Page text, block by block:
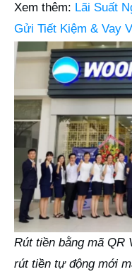
Xem thêm: Lãi Suất
Gửi Tiết Kiệm & Vay
Rút tiền bằng mã QR
rút tiền tự động mới